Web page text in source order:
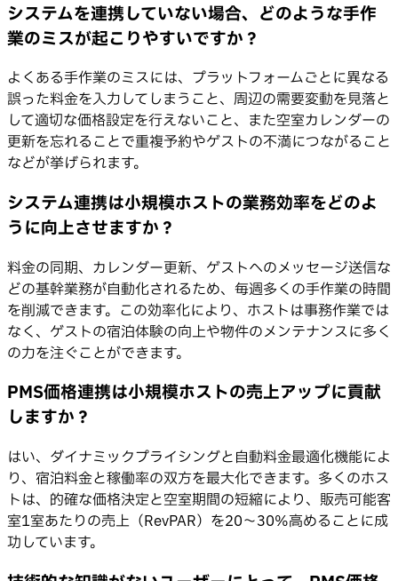
システムを連携していない場合、どのような手作
業のミスが起こりやすいですか？
よくある手作業のミスには、プラットフォームごとに異なる
誤った料金を入力してしまうこと、周辺の需要変動を見落と
して適切な価格設定を行えないこと、また空室カレンダーの
更新を忘れることで重複予約やゲストの不満につながること
などが挙げられます。
システム連携は小規模ホストの業務効率をどのよ
うに向上させますか？
料金の同期、カレンダー更新、ゲストへのメッセージ送信な
どの基幹業務が自動化されるため、毎週多くの手作業の時間
を削減できます。この効率化により、ホストは事務作業では
なく、ゲストの宿泊体験の向上や物件のメンテナンスに多く
の力を注ぐことができます。
PMS価格連携は小規模ホストの売上アップに貢献
しますか？
はい、ダイナミックプライシングと自動料金最適化機能によ
り、宿泊料金と稼働率の双方を最大化できます。多くのホス
トは、的確な価格決定と空室期間の短縮により、販売可能客
室1室あたりの売上（RevPAR）を20〜30%高めることに成
功しています。